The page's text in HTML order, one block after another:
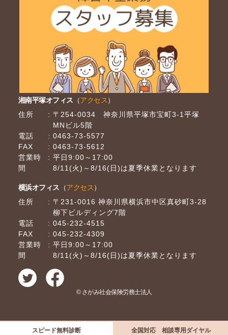
湘南平塚オフィス （アクセス）
住所
〒254-0034 神奈川県平塚市宝町3-1平塚
MNビル5階
電話
0463-73-5577
FAX
0463-73-5612
営業時
間
平日9:00～17:00
8/11(火)～8/16(日)は夏季休業となります
横浜オフィス （アクセス）
住所
〒231-0016 神奈川県横浜市中区真砂町3-28
柳下ビルディング7階
電話
045-232-4515
FAX
045-232-4309
営業時
間
平日9:00～17:00
8/11(火)～8/16(日)は夏季休業となります
© さがみ社会保険労務士法人
スピード無料診断 全国対応 相談専用ダイヤル